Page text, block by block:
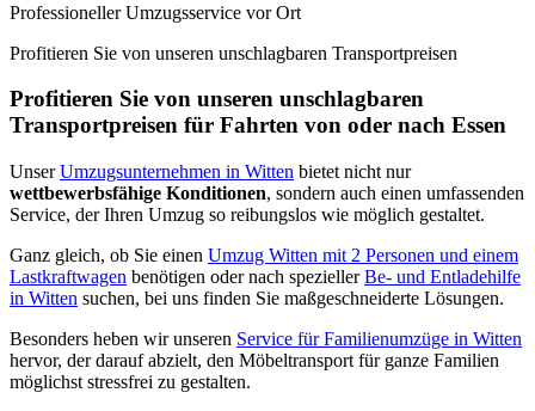
Professioneller Umzugsservice vor Ort
Profitieren Sie von unseren unschlagbaren Transportpreisen
Profitieren Sie von unseren unschlagbaren
Transportpreisen für Fahrten von oder nach Essen
UnserUmzugsunternehmen in Witten bietet nicht nur
wettbewerbsfähige Konditionen, sondern auch einen umfassenden
Service, der Ihren Umzug so reibungslos wie möglich gestaltet.
Ganz gleich, ob Sie einen Umzug Witten mit 2 Personen und einem
Lastkraftwagen benötigen oder nach speziellerBe- und Entladehilfe
in Witten suchen, bei uns finden Sie maßgeschneiderte Lösungen.
Besonders heben wir unseren Service für Familienumzüge in Witten
hervor, der darauf abzielt, den Möbeltransport für ganze Familien
möglichst stressfrei zu gestalten.